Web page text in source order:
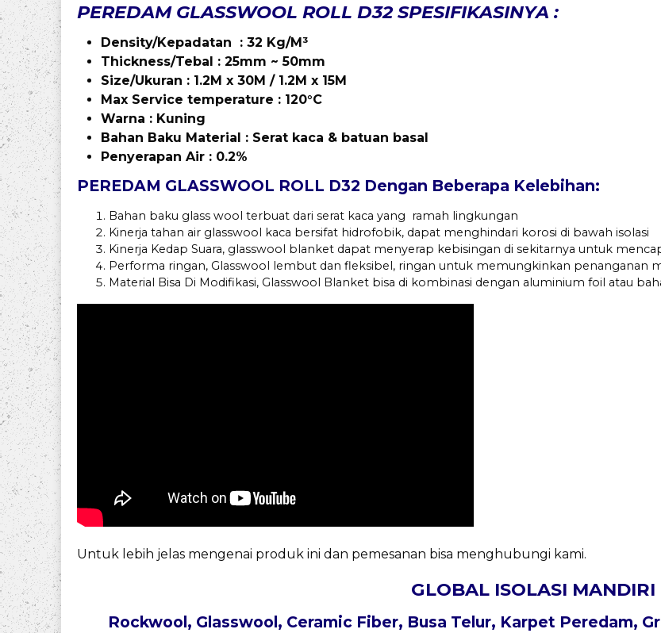
PEREDAM GLASSWOOL ROLL D32 SPESIFIKASINYA :
Density/Kepadatan : 32 Kg/M³
Thickness/Tebal : 25mm ~ 50mm
Size/Ukuran : 1.2M x 30M / 1.2M x 15M
Max Service temperature : 120°C
Warna : Kuning
Bahan Baku Material : Serat kaca & batuan basal
Penyerapan Air : 0.2%
PEREDAM GLASSWOOL ROLL D32 Dengan Beberapa Kelebihan:
Bahan baku glass wool terbuat dari serat kaca yang ramah lingkungan
Kinerja tahan air glasswool kaca bersifat hidrofobik, dapat menghindari korosi di bawah isolasi
Kinerja Kedap Suara, glasswool blanket dapat menyerap kebisingan di sekitarnya untuk
Performa ringan, Glasswool lembut dan fleksibel, ringan untuk memungkinkan penanganan
Material Bisa Di Modifikasi, Glasswool Blanket bisa di kombinasi dengan aluminium foil atau
Untuk lebih jelas mengenai produk ini dan pemesanan bisa menghubungi kami.
GLOBAL ISOLASI MANDIRI
Rockwool, Glasswool, Ceramic Fiber, Busa Telur, Karpet Peredam,